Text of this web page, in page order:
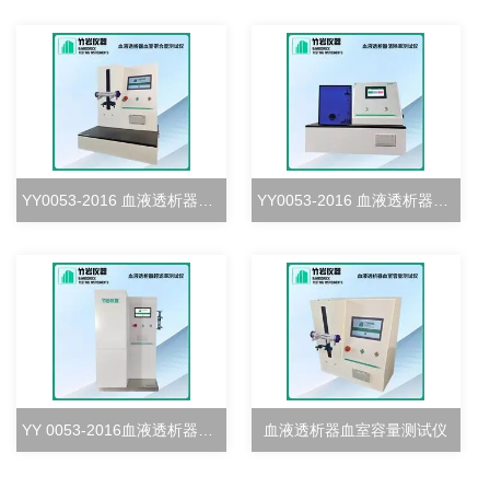
YY0053-2016 血液透析器血室密合度测试仪 YY0053-2016 血液透析器清除率测试仪
YY 0053-2016血液透析器超滤率测试仪 血液透析器血室容量测试仪